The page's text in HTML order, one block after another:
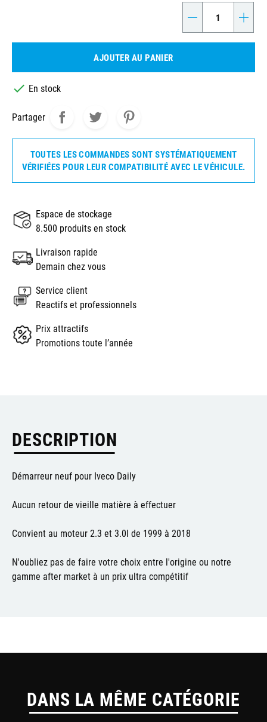
- +
AJOUTER AU PANIER
 En stock
Partager
TOUTES LES COMMANDES SONT SYSTÉMATIQUEMENT
VÉRIFIÉES POUR LEUR COMPATIBILITÉ AVEC LE VÉHICULE.
Espace de stockage
8.500 produits en stock
Livraison rapide
Demain chez vous
Service client
Reactifs et professionnels
Prix attractifs
Promotions toute l’année
DESCRIPTION
Démarreur neuf pour Iveco Daily
Aucun retour de vieille matière à effectuer
Convient au moteur 2.3 et 3.0l de 1999 à 2018
N'oubliez pas de faire votre choix entre l'origine ou notre
gamme after market à un prix ultra compétitif
DANS LA MÊME CATÉGORIE